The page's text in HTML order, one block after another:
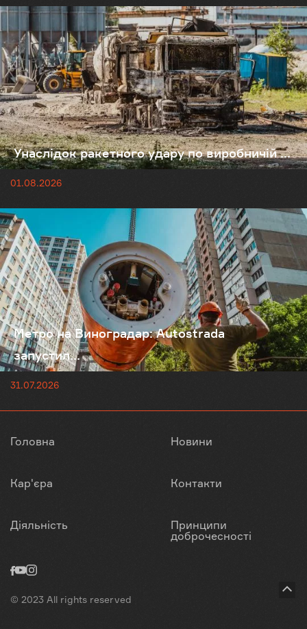
Унаслідок ракетного удару по виробничій ...
01.08.2026
Метро на Виноградар: Autostrada
запустил...
31.07.2026
Головна Новини
Кар'єра Контакти
Діяльність
Принципи
доброчесності
© 2023 All rights reserved